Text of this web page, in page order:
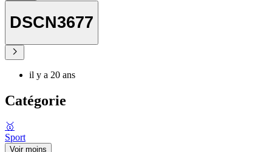
DSCN3677
il y a 20 ans
Catégorie
🥇
Sport
Voir moins